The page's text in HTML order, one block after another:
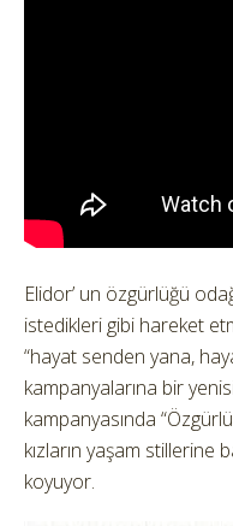
Elidor’ un özgürlüğü
istedikleri gibi hareket
“hayat senden yana,
kampanyalarına bir
kampanyasında
kızların yaşam stillerine
koyuyor.